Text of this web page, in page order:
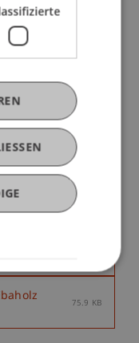
75.9 KB